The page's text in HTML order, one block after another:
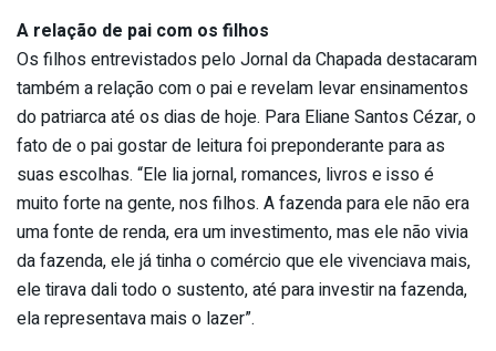
A relação de pai com os filhos
Os filhos entrevistados pelo Jornal da Chapada destacaram
também a relação com o pai e revelam levar ensinamentos
do patriarca até os dias de hoje. Para Eliane Santos Cézar, o
fato de o pai gostar de leitura foi preponderante para as
suas escolhas. “Ele lia jornal, romances, livros e isso é
muito forte na gente, nos filhos. A fazenda para ele não era
uma fonte de renda, era um investimento, mas ele não vivia
da fazenda, ele já tinha o comércio que ele vivenciava mais,
ele tirava dali todo o sustento, até para investir na fazenda,
ela representava mais o lazer”.